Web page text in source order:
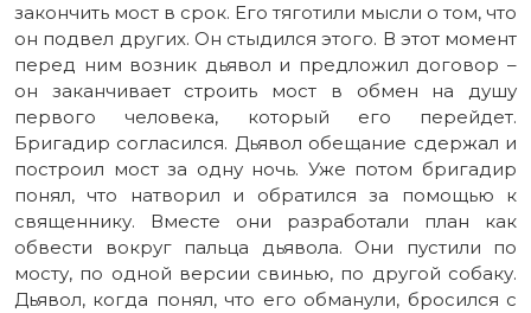
закончить мост в срок. Его тяготили мысли о том, что
он подвел других. Он стыдился этого. В этот момент
перед ним возник дьявол и предложил договор –
он заканчивает строить мост в обмен на душу
первого человека, который его перейдет.
Бригадир согласился. Дьявол обещание сдержал и
построил мост за одну ночь. Уже потом бригадир
понял, что натворил и обратился за помощью к
священнику. Вместе они разработали план как
обвести вокруг пальца дьявола. Они пустили по
мосту, по одной версии свинью, по другой собаку.
Дьявол, когда понял, что его обманули, бросился с